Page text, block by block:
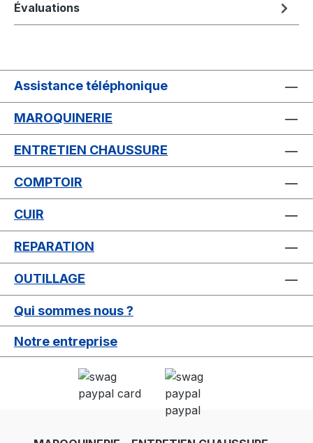
Évaluations
Assistance téléphonique
MAROQUINERIE
ENTRETIEN CHAUSSURE
COMPTOIR
CUIR
REPARATION
OUTILLAGE
Qui sommes nous ?
Notre entreprise